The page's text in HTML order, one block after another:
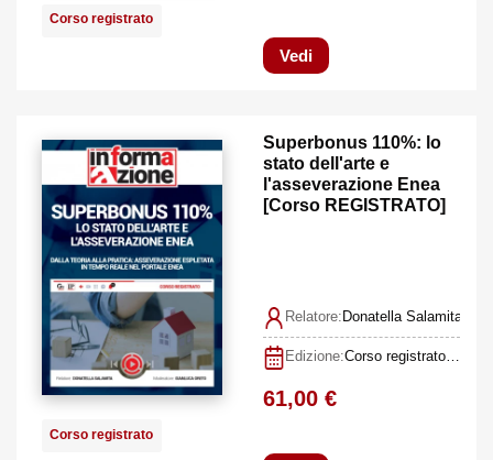
Corso registrato
Vedi
Corso registrato
Superbonus 110%: lo
stato dell'arte e
l'asseverazione Enea
[Corso REGISTRATO]
Relatore:Donatella Salamita,
Edizione:
61,00 €